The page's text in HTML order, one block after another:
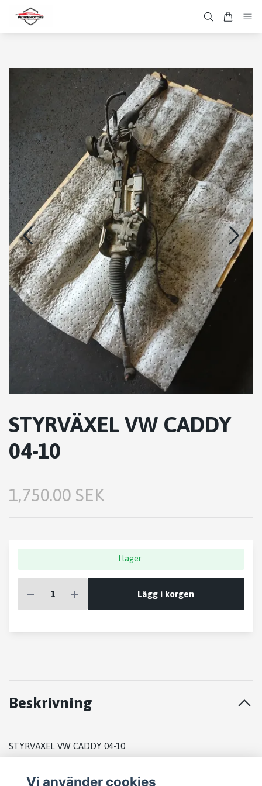
STYRVÄXEL VW CADDY
04-10
1,750.00 SEK
I lager
Lägg i korgen
Beskrivning
STYRVÄXEL VW CADDY 04-10
Vi använder cookies